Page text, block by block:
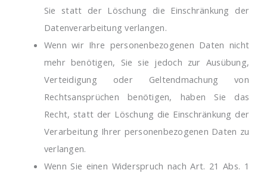
Sie statt der Löschung die Einschränkung der
Datenverarbeitung verlangen.
Wenn wir Ihre personenbezogenen Daten nicht
mehr benötigen, Sie sie jedoch zur Ausübung,
Verteidigung oder Geltendmachung von
Rechtsansprüchen benötigen, haben Sie das
Recht, statt der Löschung die Einschränkung der
Verarbeitung Ihrer personenbezogenen Daten zu
verlangen.
Wenn Sie einen Widerspruch nach Art. 21 Abs. 1